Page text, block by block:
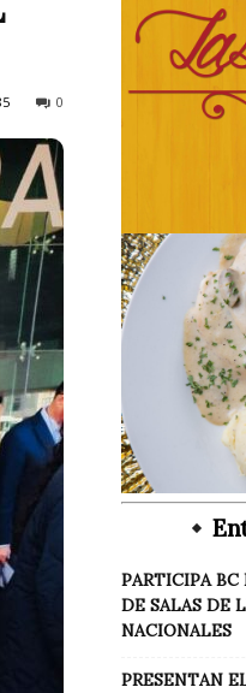
0
PARTICIPA
DE SALAS DE
NACIONALES
PRESENTAN